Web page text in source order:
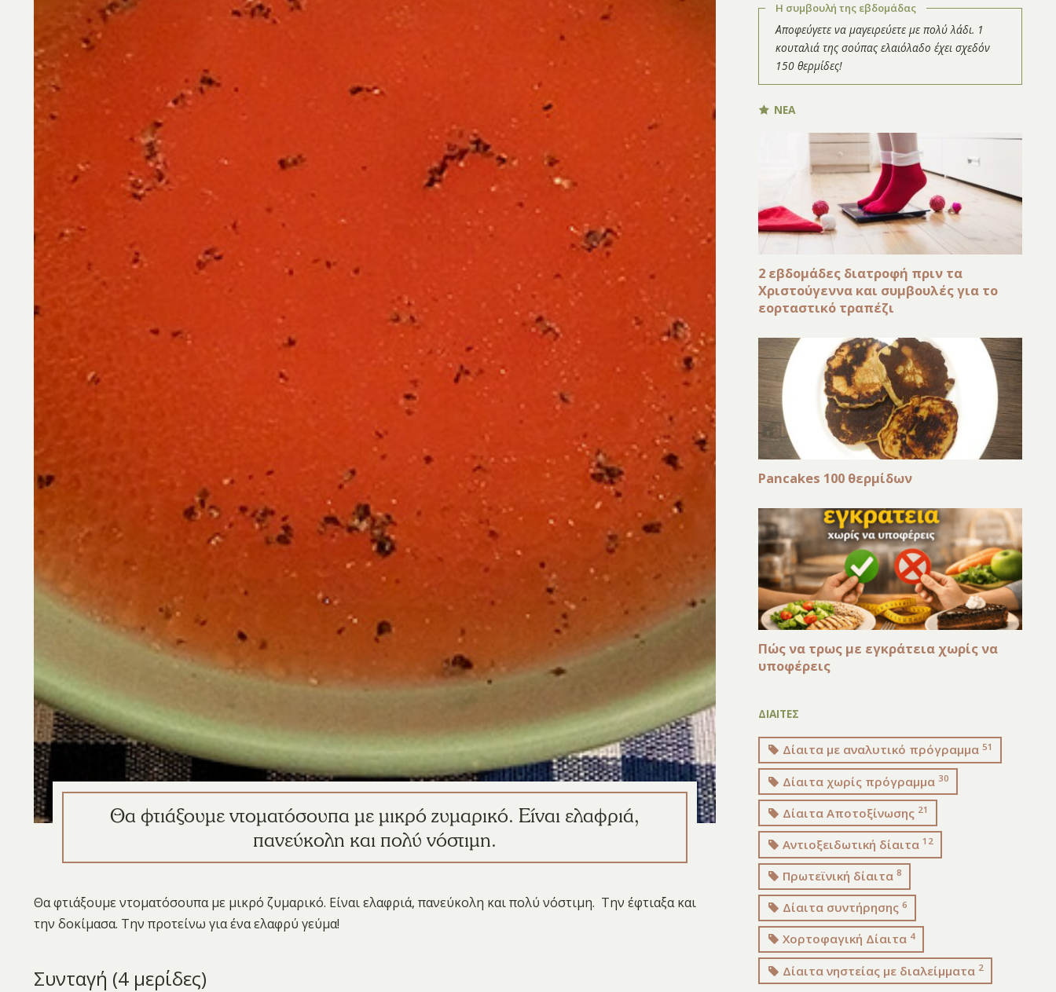
Θα φτιάξουμε ντοματόσουπα με μικρό ζυμαρικό. Είναι ελαφριά,
πανεύκολη και πολύ νόστιμη.
Θα φτιάξουμε ντοματόσουπα με μικρό ζυμαρικό. Είναι ελαφριά, πανεύκολη και πολύ νόστιμη. Την έφτιαξα και
την δοκίμασα. Την προτείνω για ένα ελαφρύ γεύμα!
Συνταγή (4 μερίδες)
Η συμβουλή της εβδομάδας
Αποφεύγετε να μαγειρεύετε με πολύ λάδι. 1
κουταλιά της σούπας ελαιόλαδο έχει σχεδόν
150 θερμίδες!
ΝΕΑ
2 εβδομάδες διατροφή πριν τα
Χριστούγεννα και συμβουλές για το
εορταστικό τραπέζι
Pancakes 100 θερμίδων
Πώς να τρως με εγκράτεια χωρίς να
υποφέρεις
ΔΙΑΙΤΕΣ
Δίαιτα με αναλυτικό πρόγραμμα51
Δίαιτα χωρίς πρόγραμμα 30
Δίαιτα Αποτοξίνωσης 21
Αντιοξειδωτική δίαιτα 12
Πρωτεϊνική δίαιτα8
Δίαιτα συντήρησης6
Χορτοφαγική Δίαιτα 4
Δίαιτα νηστείας με διαλείμματα 2